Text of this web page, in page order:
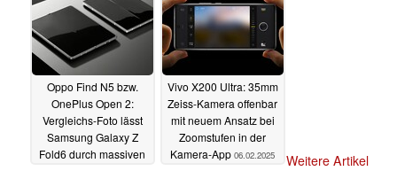
Oppo Find N5 bzw.
OnePlus Open 2:
Vergleichs-Foto lässt
Samsung Galaxy Z
Fold6 durch massiven
Vivo X200 Ultra: 35mm
Zeiss-Kamera offenbar
mit neuem Ansatz bei
Zoomstufen in der
Kamera-App 06.02.2025
Weitere Artikel